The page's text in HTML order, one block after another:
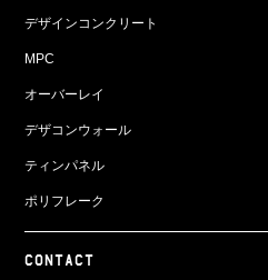
デザインコンクリート
MPC
オーバーレイ
デザコンウォール
ティンパネル
ポリフレーク
CONTACT